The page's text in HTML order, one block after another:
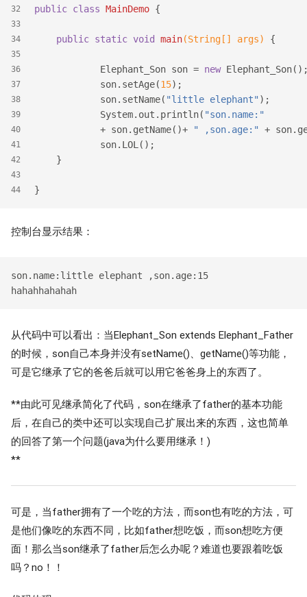
32
33
34
35
36
37
38
39
40
41
42
43
44
public class MainDemo {
public static void main(String[] args) {
            Elephant_Son son =
new
            son.setAge(
15);
            son.setName(
"little elephant" );
            System.out.println(
"son.name:"
            + son.getName()+
" ,son.age:"
+
            son.LOL();
    }
}
控制台显示结果：
son.name:little elephant ,son.age:15
从代码中可以看出：当Elephant_Son extends Elephant_Father
的时候，son自己本身并没有setName()、getName()等功能，
可是它继承了它的爸爸后就可以用它爸爸身上的东西了。
**由此可见继承简化了代码，son在继承了father的基本功能
后，在自己的类中还可以实现自己扩展出来的东西，这也简单
的回答了第一个问题(java为什么要用继承！)
**
可是，当father拥有了一个吃的方法，而son也有吃的方法，可
是他们像吃的东西不同，比如father想吃饭，而son想吃方便
面！那么当son继承了father后怎么办呢？难道也要跟着吃饭
吗？no！！